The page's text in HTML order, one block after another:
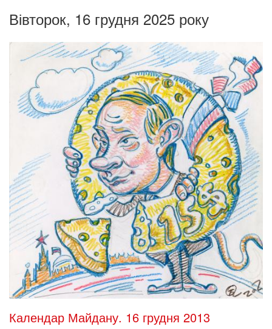
Вівторок, 16 грудня 2025 року
Календар Майдану. 16 грудня 2013